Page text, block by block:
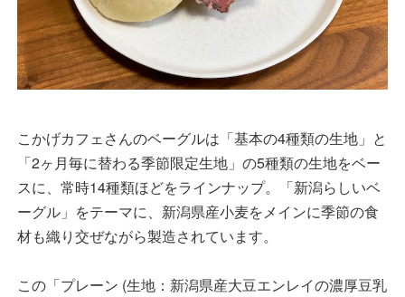
こかげカフェさんのベーグルは「基本の4種類の生地」と
「2ヶ月毎に替わる季節限定生地」の5種類の生地をベー
スに、常時14種類ほどをラインナップ。「新潟らしいベ
ーグル」をテーマに、新潟県産小麦をメインに季節の食
材も織り交ぜながら製造されています。
この「プレーン (生地：新潟県産大豆エンレイの濃厚豆乳